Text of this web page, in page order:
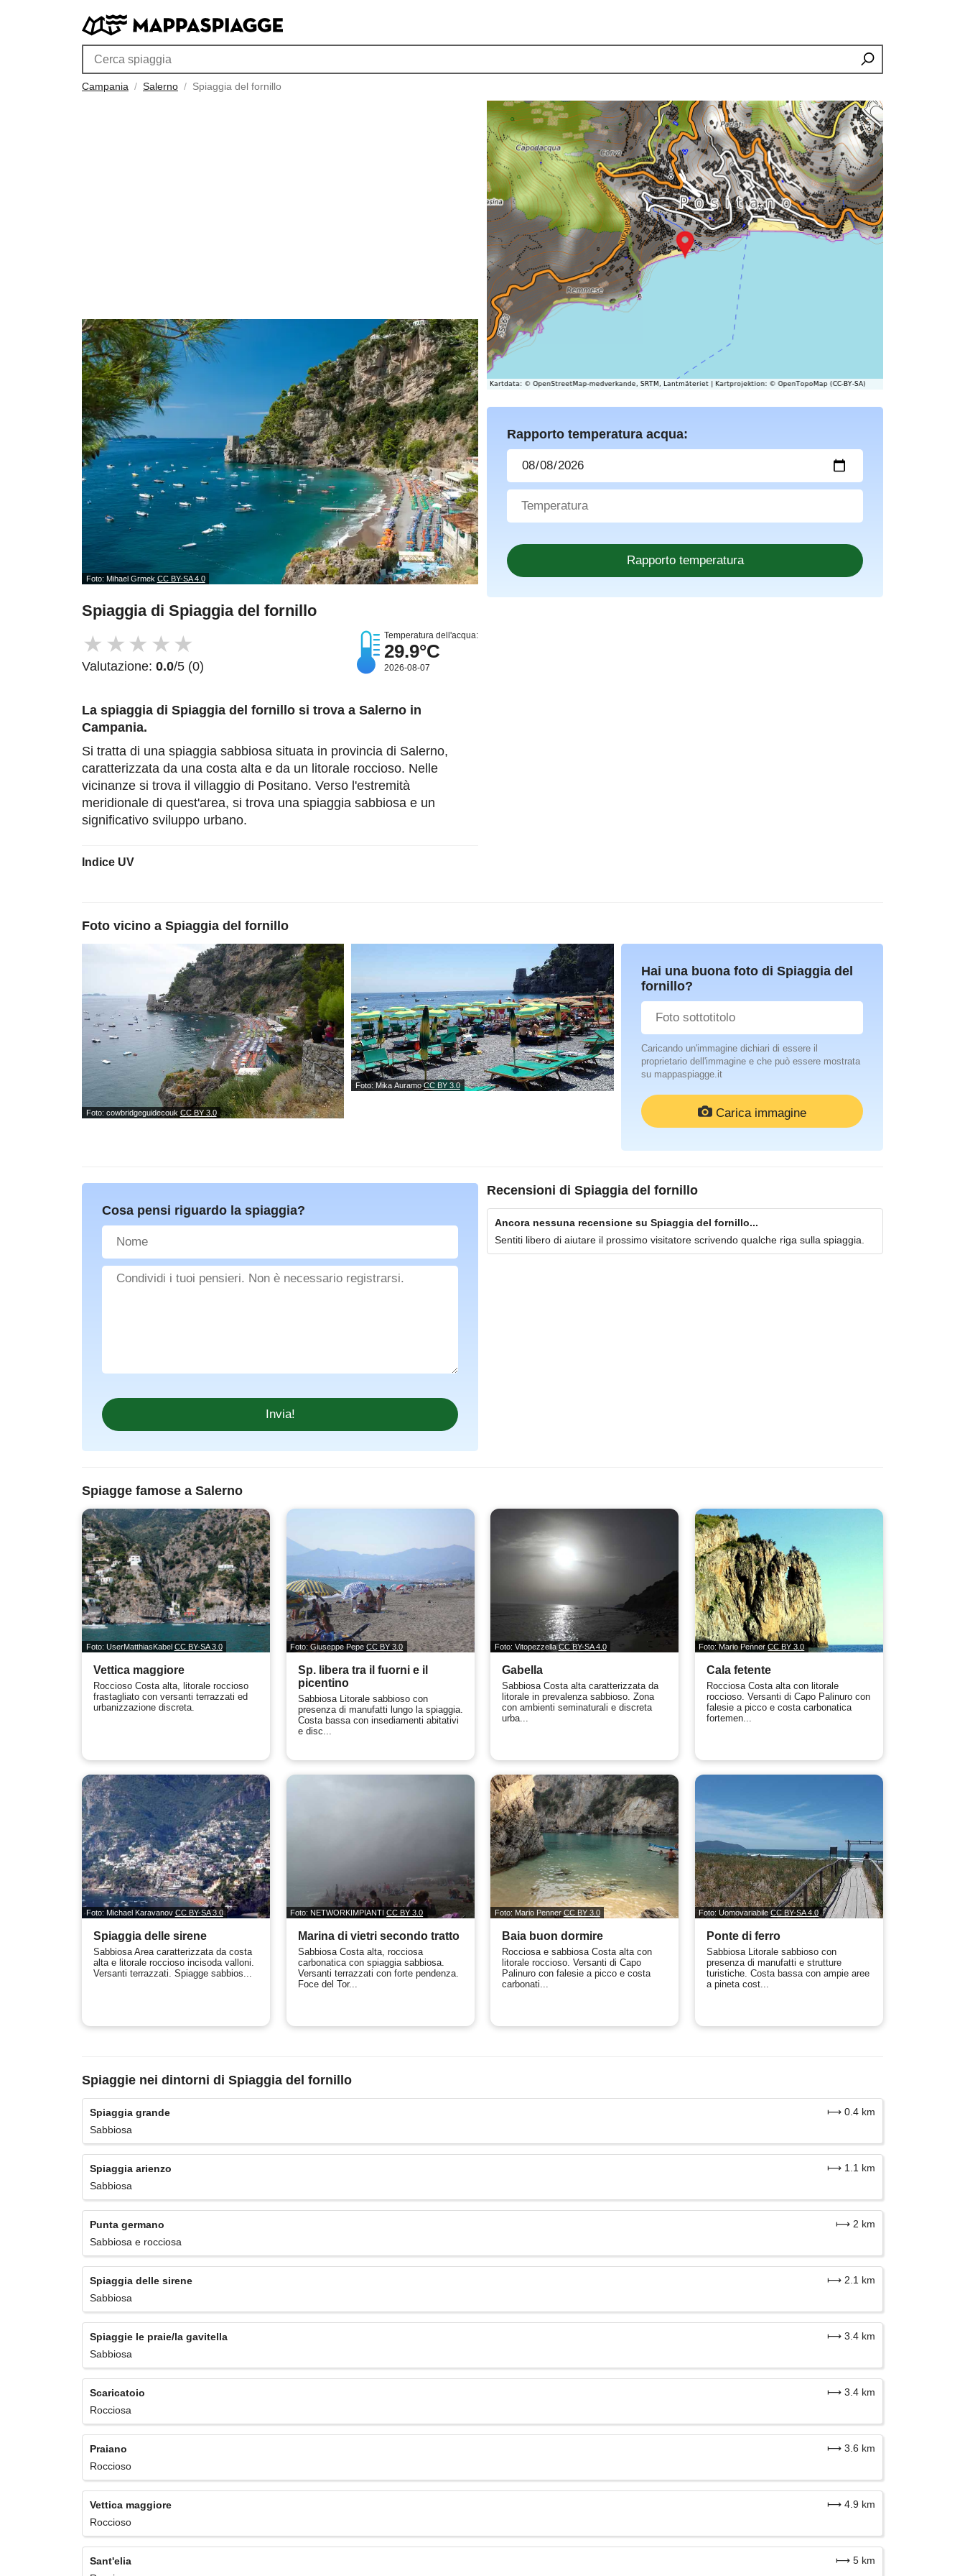
Campania Salerno Spiaggia del fornillo
Foto: Mihael Grmek CC BY-SA 4.0
Spiaggia di Spiaggia del fornillo
★ ★ ★ ★ ★
Valutazione: 0.0/5 (0)
Temperatura dell'acqua:
29.9°C
2026-08-07
La spiaggia di Spiaggia del fornillo si trova a Salerno in
Campania.
Si tratta di una spiaggia sabbiosa situata in provincia di Salerno,
caratterizzata da una costa alta e da un litorale roccioso. Nelle
vicinanze si trova il villaggio di Positano. Verso l'estremità
meridionale di quest'area, si trova una spiaggia sabbiosa e un
significativo sviluppo urbano.
Indice UV
Rapporto temperatura acqua:
Foto vicino a Spiaggia del fornillo
Foto: cowbridgeguidecouk CC BY 3.0
Foto: Mika AuramoCC BY 3.0
Hai una buona foto di Spiaggia del
fornillo?
Caricando un'immagine dichiari di essere il
proprietario dell'immagine e che può essere mostrata
su mappaspiagge.it
Carica immagine
Recensioni di Spiaggia del fornillo
Ancora nessuna recensione su Spiaggia del fornillo...
Sentiti libero di aiutare il prossimo visitatore scrivendo qualche riga sulla spiaggia.
Cosa pensi riguardo la spiaggia?
Spiagge famose a Salerno
Foto: UserMatthiasKabel CC BY-SA 3.0
Vettica maggiore
Roccioso Costa alta, litorale roccioso
frastagliato con versanti terrazzati ed
urbanizzazione discreta.
Foto: Giuseppe PepeCC BY 3.0
Sp. libera tra il fuorni e il
picentino
Sabbiosa Litorale sabbioso con
presenza di manufatti lungo la spiaggia.
Costa bassa con insediamenti abitativi
e disc...
Foto: VitopezzellaCC BY-SA 4.0
Gabella
Sabbiosa Costa alta caratterizzata da
litorale in prevalenza sabbioso. Zona
con ambienti seminaturali e discreta
urba...
Foto: Mario PennerCC BY 3.0
Cala fetente
Rocciosa Costa alta con litorale
roccioso. Versanti di Capo Palinuro con
falesie a picco e costa carbonatica
fortemen...
Foto: Michael Karavanov CC BY-SA 3.0
Spiaggia delle sirene
Sabbiosa Area caratterizzata da costa
alta e litorale roccioso incisoda valloni.
Versanti terrazzati. Spiagge sabbios...
Foto: NETWORKIMPIANTICC BY 3.0
Marina di vietri secondo tratto
Sabbiosa Costa alta, rocciosa
carbonatica con spiaggia sabbiosa.
Versanti terrazzati con forte pendenza.
Foce del Tor...
Foto: Mario Penner CC BY 3.0
Baia buon dormire
Rocciosa e sabbiosa Costa alta con
litorale roccioso. Versanti di Capo
Palinuro con falesie a picco e costa
carbonati...
Foto: UomovariabileCC BY-SA 4.0
Ponte di ferro
Sabbiosa Litorale sabbioso con
presenza di manufatti e strutture
turistiche. Costa bassa con ampie aree
a pineta cost...
Spiaggie nei dintorni di Spiaggia del fornillo
Spiaggia grande
⟼ 0.4 km
Sabbiosa
Spiaggia arienzo
⟼ 1.1 km
Sabbiosa
Punta germano
⟼ 2 km
Sabbiosa e rocciosa
Spiaggia delle sirene
⟼ 2.1 km
Sabbiosa
Spiaggie le praie/la gavitella
⟼ 3.4 km
Sabbiosa
Scaricatoio
⟼ 3.4 km
Rocciosa
Praiano
⟼ 3.6 km
Roccioso
Vettica maggiore
⟼ 4.9 km
Roccioso
Sant'elia
⟼ 5 km